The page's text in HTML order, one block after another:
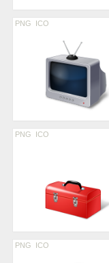
PNG ICO
PNG ICO
PNG ICO